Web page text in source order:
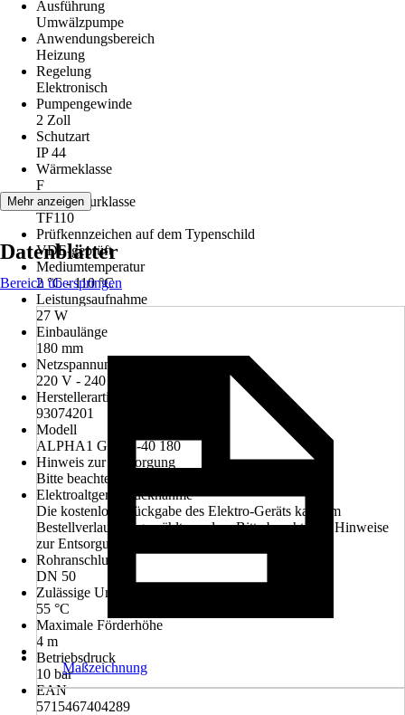
Ausführung
Umwälzpumpe
Anwendungsbereich
Heizung
Regelung
Elektronisch
Pumpengewinde
2 Zoll
Schutzart
IP 44
Wärmeklasse
F
Temperaturklasse
TF110
Prüfkennzeichen auf dem Typenschild
VDE-geprüft
Mediumtemperatur
2 °C - 110 °C
Leistungsaufnahme
27 W
Einbaulänge
180 mm
Netzspannung
220 V - 240 V
Herstellerartikelnummer
93074201
Modell
ALPHA1 GO 32-40 180
Hinweis zur Entsorgung
Bitte beachte die Hinweise zur Entsorgung
Elektroaltgerät-Rücknahme
Die kostenlose Rückgabe des Elektro-Geräts kann im
Bestellverlauf ausgewählt werden. Bitte beachte die Hinweise
zur Entsorgung.
Rohranschluss
DN 50
Zulässige Umgebungstemperatur
55 °C
Maximale Förderhöhe
4 m
Betriebsdruck
10 bar
EAN
5715467404289
Mehr anzeigen
Datenblätter
Bereich überspringen
Maßzeichnung